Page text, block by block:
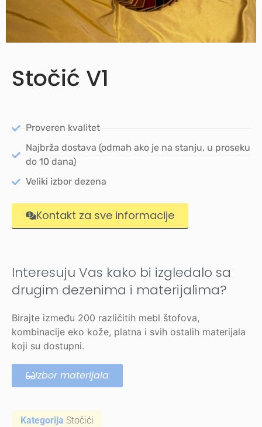
Stočić V1
Proveren kvalitet
Najbrža dostava (odmah ako je na stanju, u proseku
do 10 dana)
Veliki izbor dezena
Kontakt za sve informacije
Interesuju Vas kako bi izgledalo sa
drugim dezenima i materijalima?
Birajte između 200 različitih mebl štofova,
kombinacije eko kože, platna i svih ostalih materijala
koji su dostupni.
Izbor materijala
Kategorija Stočići